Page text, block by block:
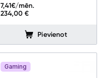
234,00 €
7,41€/mēn.
Pievienot
Gaming